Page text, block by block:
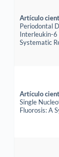
Artículo
Periodontal
Interleukin-6
Systematic
Artículo
Single
Fluorosis: A